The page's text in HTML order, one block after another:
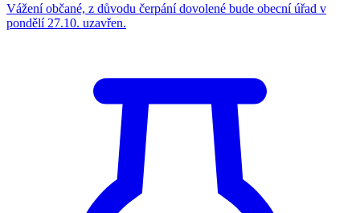
Vážení občané, z důvodu čerpání dovolené bude obecní úřad v
pondělí 27.10. uzavřen.